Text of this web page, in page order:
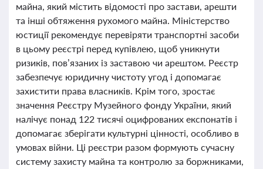
майна, який містить відомості про застави, арешти
та інші обтяження рухомого майна. Міністерство
юстиції рекомендує перевіряти транспортні засоби
в цьому реєстрі перед купівлею, щоб уникнути
ризиків, пов’язаних із заставою чи арештом. Реєстр
забезпечує юридичну чистоту угод і допомагає
захистити права власників. Крім того, зростає
значення Реєстру Музейного фонду України, який
налічує понад 122 тисячі оцифрованих експонатів і
допомагає зберігати культурні цінності, особливо в
умовах війни. Ці реєстри разом формують сучасну
систему захисту майна та контролю за боржниками,